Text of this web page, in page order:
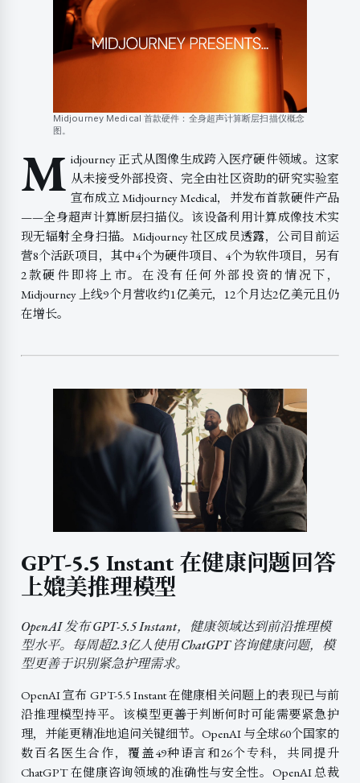
Midjourney Medical 首款硬件：全身超声计算断层扫描仪概念
图。
M idjourney 正式从图像生成跨入医疗硬件领域。这家
从未接受外部投资、完全由社区资助的研究实验室
宣布成立 Midjourney Medical，并发布首款硬件产品
——全身超声计算断层扫描仪。该设备利用计算成像技术实
现无辐射全身扫描。Midjourney 社区成员透露，公司目前运
营8个活跃项目，其中4个为硬件项目、4个为软件项目，另有
2款硬件即将上市。在没有任何外部投资的情况下，
Midjourney 上线9个月营收约1亿美元，12个月达2亿美元且仍
在增长。
GPT-5.5 Instant 在健康问题回答
上媲美推理模型
OpenAI 发布 GPT-5.5 Instant，健康领域达到前沿推理模
型水平。每周超2.3亿人使用 ChatGPT 咨询健康问题，模
型更善于识别紧急护理需求。
OpenAI 宣布 GPT-5.5 Instant 在健康相关问题上的表现已与前
沿推理模型持平。该模型更善于判断何时可能需要紧急护
理，并能更精准地追问关键细节。OpenAI 与全球60个国家的
数百名医生合作，覆盖49种语言和26个专科，共同提升
ChatGPT 在健康咨询领域的准确性与安全性。OpenAI 总裁